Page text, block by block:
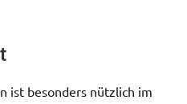
ist besonders nützlich im